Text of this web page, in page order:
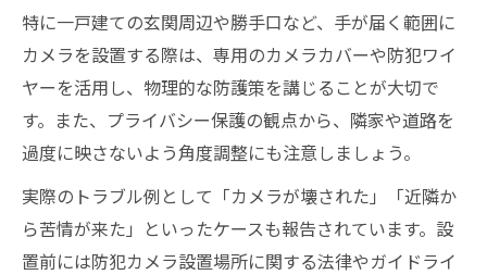
特に一戸建ての玄関周辺や勝手口など、手が届く範囲に
カメラを設置する際は、専用のカメラカバーや防犯ワイ
ヤーを活用し、物理的な防護策を講じることが大切で
す。また、プライバシー保護の観点から、隣家や道路を
過度に映さないよう角度調整にも注意しましょう。
実際のトラブル例として「カメラが壊された」「近隣か
ら苦情が来た」といったケースも報告されています。設
置前には防犯カメラ設置場所に関する法律やガイドライ